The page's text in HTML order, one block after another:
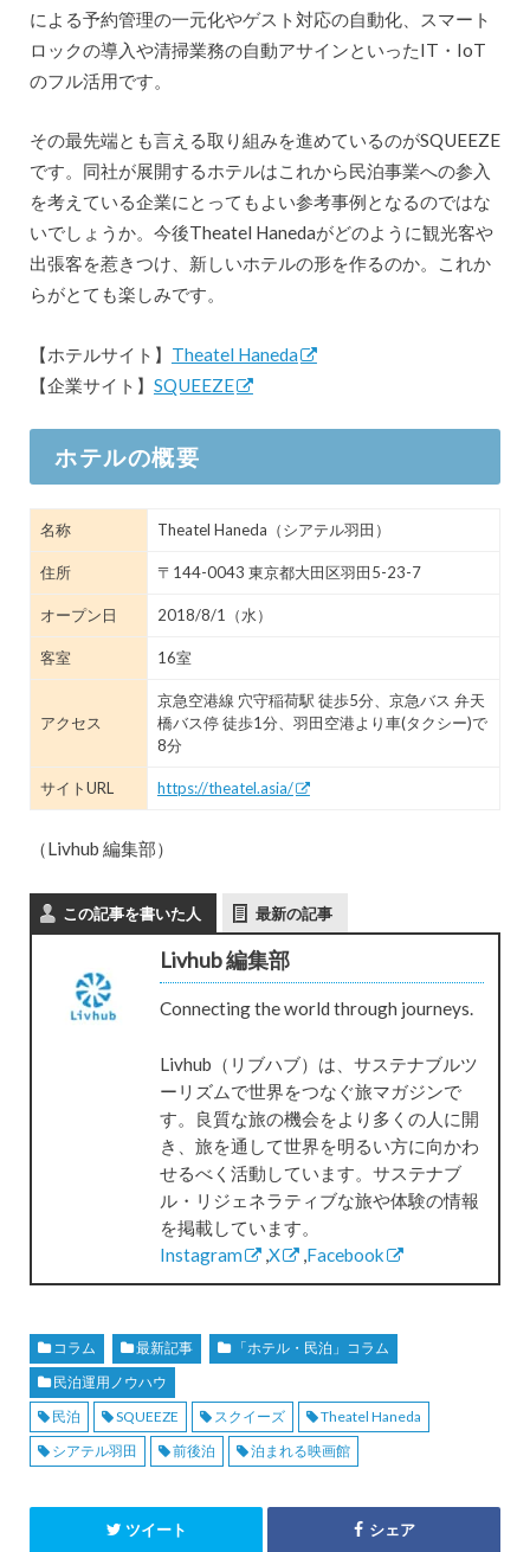
による予約管理の一元化やゲスト対応の自動化、スマート
ロックの導入や清掃業務の自動アサインといったIT・IoT
のフル活用です。
その最先端とも言える取り組みを進めているのがSQUEEZE
です。同社が展開するホテルはこれから民泊事業への参入
を考えている企業にとってもよい参考事例となるのではな
いでしょうか。今後Theatel Hanedaがどのように観光客や
出張客を惹きつけ、新しいホテルの形を作るのか。これか
らがとても楽しみです。
【ホテルサイト】 Theatel Haneda
【企業サイト】 SQUEEZE
ホテルの概要
名称 Theatel Haneda（シアテル羽田）
住所 〒144-0043 東京都大田区羽田5-23-7
オープン日 2018/8/1（水）
客室 16室
アクセス
京急空港線 穴守稲荷駅 徒歩5分、京急バス 弁天
橋バス停 徒歩1分、羽田空港より車(タクシー)で
8分
サイトURL https://theatel.asia/
（Livhub 編集部）
この記事を書いた人 最新の記事
Livhub 編集部
Connecting the world through journeys.
Livhub（リブハブ）は、サステナブルツ
ーリズムで世界をつなぐ旅マガジンで
す。良質な旅の機会をより多くの人に開
き、旅を通して世界を明るい方に向かわ
せるべく活動しています。サステナブ
ル・リジェネラティブな旅や体験の情報
を掲載しています。
Instagram
,X ,Facebook
コラム 最新記事
「ホテル・民泊」コラム
民泊運用ノウハウ
民泊
SQUEEZE スクイーズ
Theatel Haneda
シアテル羽田
前後泊 泊まれる映画館
ツイート シェア